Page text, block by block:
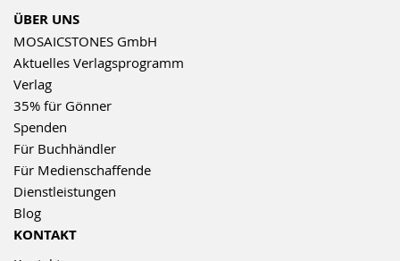
ÜBER UNS
MOSAICSTONES GmbH
Aktuelles Verlagsprogramm
Verlag
35% für Gönner
Spenden
Für Buchhändler
Für Medienschaffende
Dienstleistungen
Blog
KONTAKT